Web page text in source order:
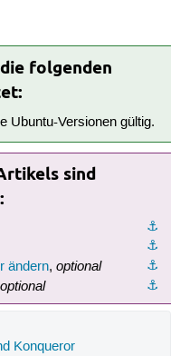
folgenden
Ubuntu-Versionen gültig.
sind
⚓︎
⚓︎
⚓︎
ändern, optional
⚓︎
optional
Konqueror